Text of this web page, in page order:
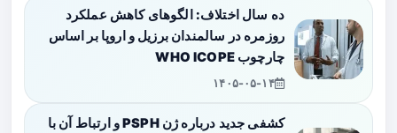
ده سال اختلاف: الگوهای کاهش عملکرد
روزمره در سالمندان برزیل و اروپا بر اساس
چارچوب WHO ICOPE
۱۴۰۵-۰۵-۱۴
کشفی جدید درباره ژن PSPH و ارتباط آن با